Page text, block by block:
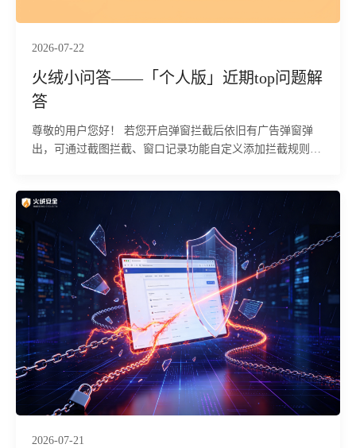
2026-07-22
火绒小问答——「个人版」近期top问题解
答
尊敬的用户您好！ 若您开启弹窗拦截后依旧有广告弹窗弹
出，可通过截图拦截、窗口记录功能自定义添加拦截规则，
2026-07-21